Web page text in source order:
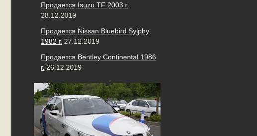
Продается Isuzu TF 2003 г.
28.12.2019
Продается Nissan Bluebird Sylphy
1982 г. 27.12.2019
Продается Bentley Continental 1986
г. 26.12.2019